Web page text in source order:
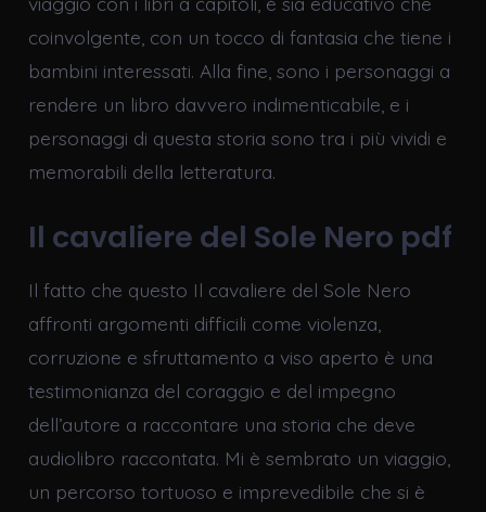
coinvolgente, con un tocco di fantasia che tiene i
bambini interessati. Alla fine, sono i personaggi a
rendere un libro davvero indimenticabile, e i
personaggi di questa storia sono tra i più vividi e
memorabili della letteratura.
Il cavaliere del Sole Nero pdf
Il fatto che questo Il cavaliere del Sole Nero
affronti argomenti difficili come violenza,
corruzione e sfruttamento a viso aperto è una
testimonianza del coraggio e del impegno
dell’autore a raccontare una storia che deve
audiolibro raccontata. Mi è sembrato un viaggio,
un percorso tortuoso e imprevedibile che si è